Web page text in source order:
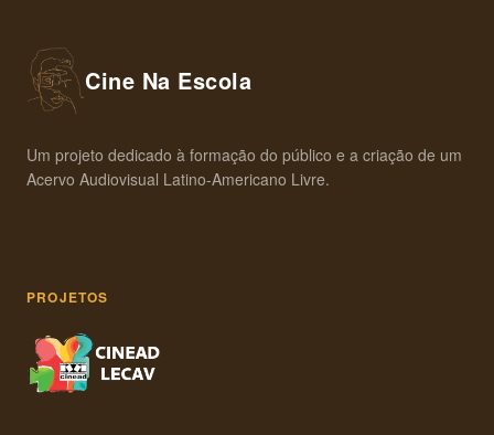
Cine Na Escola
Um projeto dedicado à formação do público e a criação de um
Acervo Audiovisual Latino-Americano Livre.
PROJETOS